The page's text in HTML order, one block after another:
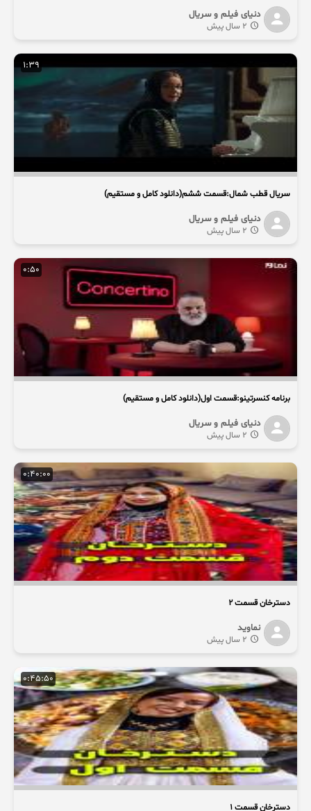
دنیای فیلم و سریال
1:39
سریال قطب شمال:قسمت ششم(دانلود کامل و مستقیم)
دنیای فیلم و سریال
0:50
برنامه کنسرتینو:قسمت اول(دانلود کامل و مستقیم)
دنیای فیلم و سریال
0:40:00
دسترخان قسمت 2
نماوید
0:45:50
دسترخان قسمت 1